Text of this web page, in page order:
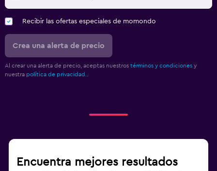
Recibir las ofertas especiales de momondo
Crea una alerta de precio
Al crear una alerta de precio, aceptas nuestros términos y condiciones y
nuestra política de privacidad.
Encuentra mejores resultados